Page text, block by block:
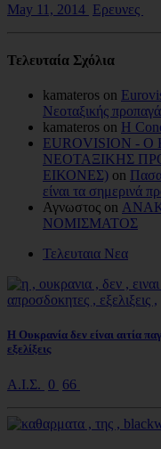
May 11, 2014 Ερευνες
Τελευταία Σχόλια
kamateros on
Νεοταξικής
kamateros on Η
EUROVISION -
ΝΕΟΤΑΞΙΚΗΣ
ΕΙΚΟΝΕΣ) on
είναι τα σημερινά
Αγνωστος on
ΝΟΜΙΣΜΑΤΟΣ
Τελευταια Νεα
Η Ουκρανία δεν είναι αιτία
εξελίξεις
Α.Ι.Σ. 0 66